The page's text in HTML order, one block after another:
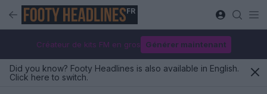
FR
Créateur de kits FM en gros Générer maintenant
Did you know? Footy Headlines is also available in English.
Click here to switch.